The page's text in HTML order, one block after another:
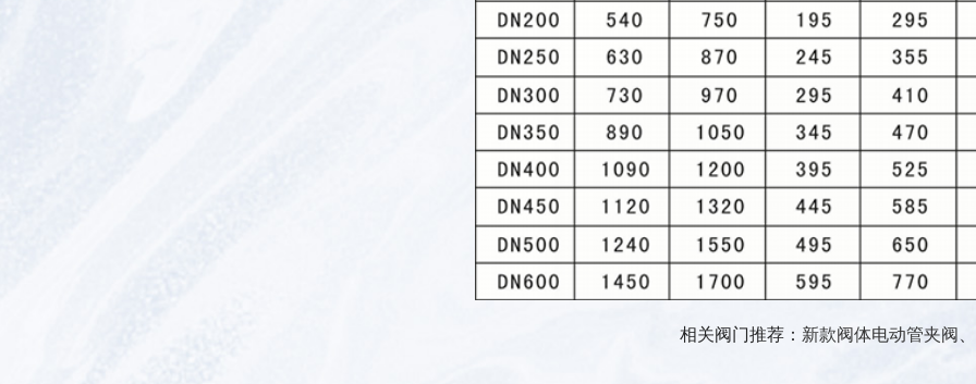
相关阀门推荐： 新款阀体电动管夹阀、